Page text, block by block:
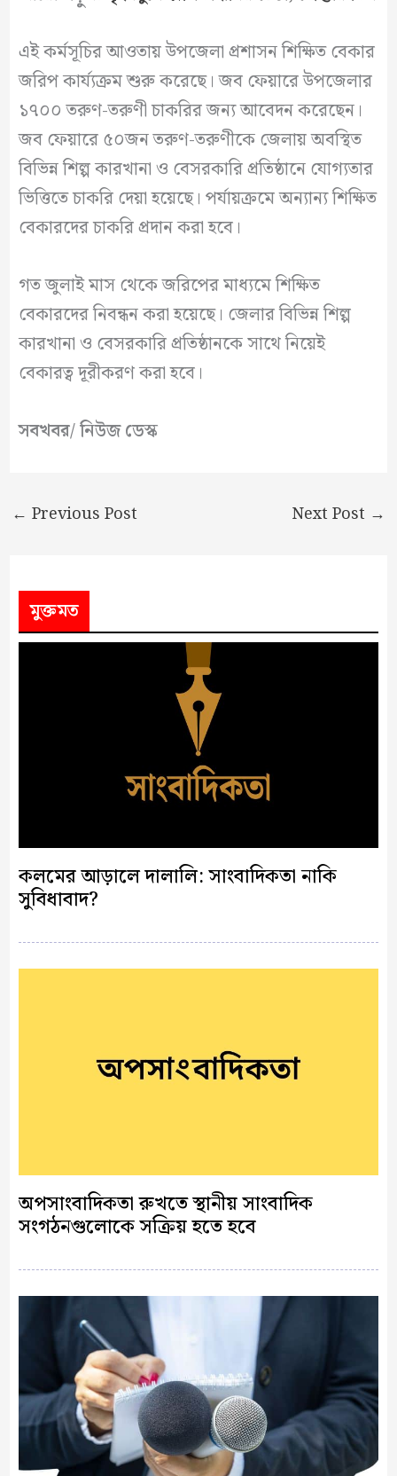
এই কর্মসূচির আওতায় উপজেলা প্রশাসন শিক্ষিত বেকার
জরিপ কার্য্যক্রম শুরু করেছে। জব ফেয়ারে উপজেলার
১৭০০ তরুণ-তরুণী চাকরির জন্য আবেদন করেছেন।
জব ফেয়ারে ৫০জন তরুণ-তরুণীকে জেলায় অবস্থিত
বিভিন্ন শিল্প কারখানা ও বেসরকারি প্রতিষ্ঠানে যোগ্যতার
ভিত্তিতে চাকরি দেয়া হয়েছে। পর্যায়ক্রমে অন্যান্য শিক্ষিত
বেকারদের চাকরি প্রদান করা হবে।
গত জুলাই মাস থেকে জরিপের মাধ্যমে শিক্ষিত
বেকারদের নিবন্ধন করা হয়েছে। জেলার বিভিন্ন শিল্প
কারখানা ও বেসরকারি প্রতিষ্ঠানকে সাথে নিয়েই
বেকারত্ব দূরীকরণ করা হবে।
সবখবর/ নিউজ ডেস্ক
← Previous Post Next Post →
মুক্তমত
কলমের আড়ালে দালালি: সাংবাদিকতা নাকি
সুবিধাবাদ?
অপসাংবাদিকতা রুখতে স্থানীয় সাংবাদিক
সংগঠনগুলোকে সক্রিয় হতে হবে